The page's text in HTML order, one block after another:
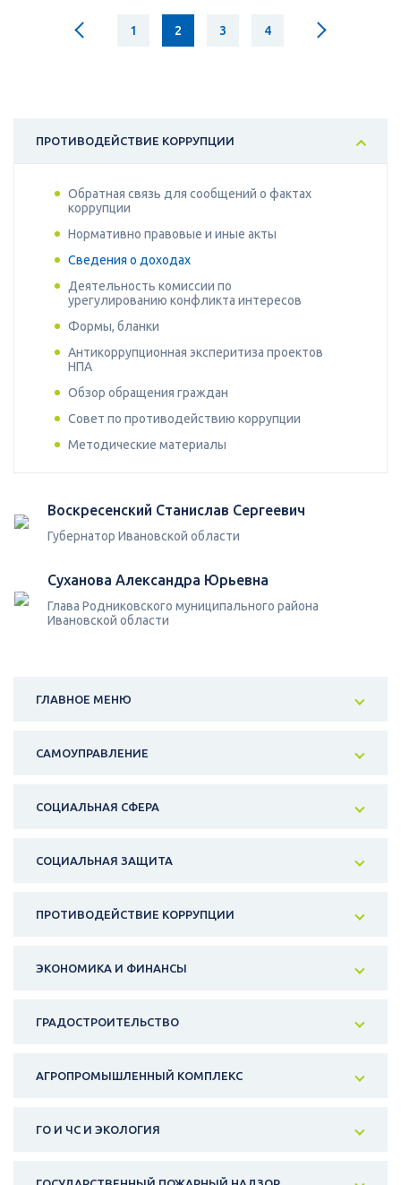
1 2 3 4
ПРОТИВОДЕЙСТВИЕ КОРРУПЦИИ
Обратная связь для сообщений о фактах
коррупции
Нормативно правовые и иные акты
Сведения о доходах
Деятельность комиссии по
урегулированию конфликта интересов
Формы, бланки
Антикоррупционная эксперитиза проектов
НПА
Обзор обращения граждан
Совет по противодействию коррупции
Методические материалы
Воскресенский Станислав Сергеевич
Губернатор Ивановской области
Суханова Александра Юрьевна
Глава Родниковского муниципального района
Ивановской области
ГЛАВНОЕ МЕНЮ
САМОУПРАВЛЕНИЕ
СОЦИАЛЬНАЯ СФЕРА
СОЦИАЛЬНАЯ ЗАЩИТА
ПРОТИВОДЕЙСТВИЕ КОРРУПЦИИ
ЭКОНОМИКА И ФИНАНСЫ
ГРАДОСТРОИТЕЛЬСТВО
АГРОПРОМЫШЛЕННЫЙ КОМПЛЕКС
ГО И ЧС И ЭКОЛОГИЯ